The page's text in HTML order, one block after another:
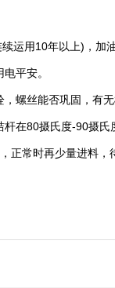
用10年以上)，加油
平安。
丝能否巩固，有无
80摄氏度-90摄氏
常时再少量进料，